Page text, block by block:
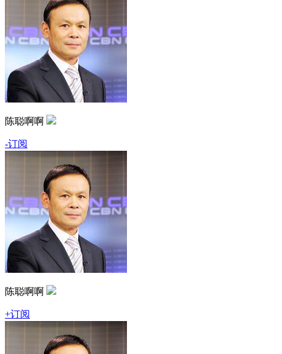
陈聪啊啊
-订阅
陈聪啊啊
+订阅